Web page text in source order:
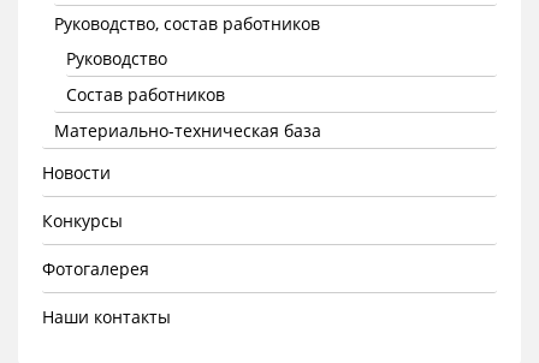
Руководство, состав работников
Руководство
Состав работников
Материально-техническая база
Новости
Конкурсы
Фотогалерея
Наши контакты